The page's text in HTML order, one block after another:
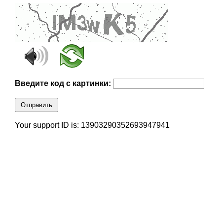
Введите код с картинки:
Отправить
Your support ID is: 13903290352693947941